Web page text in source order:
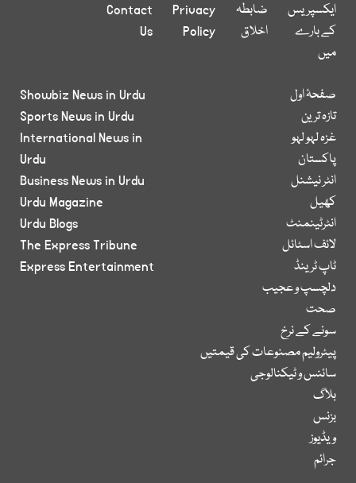
ایکسپریس
کے بارے
میں
ضابطہ
اخلاق
Privacy
Policy
Contact
Us
صفحۂ اول
تازہ ترین
غزہ لہو لہو
پاکستان
انٹر نیشنل
کھیل
انٹرٹینمنٹ
لائف اسٹائل
ٹاپ ٹرینڈ
دلچسپ و عجیب
صحت
سونے کے نرخ
پیٹرولیم مصنوعات کی قیمتیں
سائنس و ٹیکنالوجی
بلاگ
بزنس
ویڈیوز
جرائم
Showbiz News in Urdu
Sports News in Urdu
International News in
Urdu
Business News in Urdu
Urdu Magazine
Urdu Blogs
The Express Tribune
Express Entertainment